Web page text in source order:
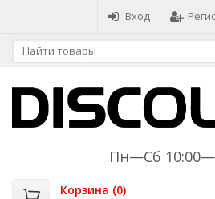
Вход
Пн—Сб
Корзина (0)